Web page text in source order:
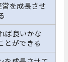
を成長させ
ば良いかな
とができる